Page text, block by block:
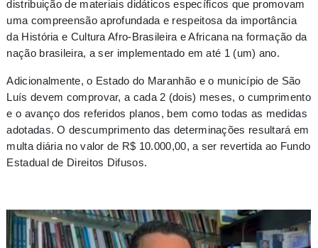
distribuição de materiais didáticos específicos que promovam
uma compreensão aprofundada e respeitosa da importância
da História e Cultura Afro-Brasileira e Africana na formação da
nação brasileira, a ser implementado em até 1 (um) ano.
Adicionalmente, o Estado do Maranhão e o município de São
Luís devem comprovar, a cada 2 (dois) meses, o cumprimento
e o avanço dos referidos planos, bem como todas as medidas
adotadas. O descumprimento das determinações resultará em
multa diária no valor de R$ 10.000,00, a ser revertida ao Fundo
Estadual de Direitos Difusos.